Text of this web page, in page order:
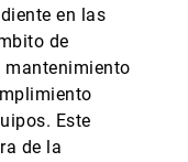
en las
de
Este
de la